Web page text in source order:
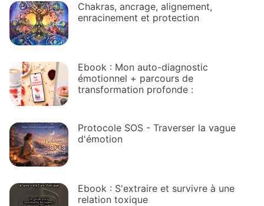
Chakras, ancrage, alignement,
enracinement et protection
Ebook : Mon auto-diagnostic
émotionnel + parcours de
transformation profonde :
Protocole SOS - Traverser la vague
d'émotion
Ebook : S'extraire et survivre à une
relation toxique